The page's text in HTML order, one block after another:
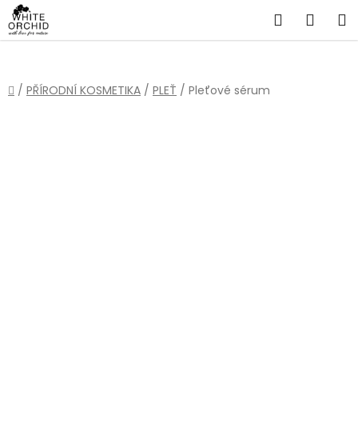
Přejít
na
obsah
Hledat
Domů
/ PŘÍRODNÍ KOSMETIKA / PLEŤ / Pleťové sérum